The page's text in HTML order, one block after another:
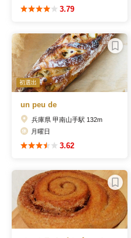
3.79
初選出
un peu de
兵庫県 甲南山手駅 132m
月曜日
3.62